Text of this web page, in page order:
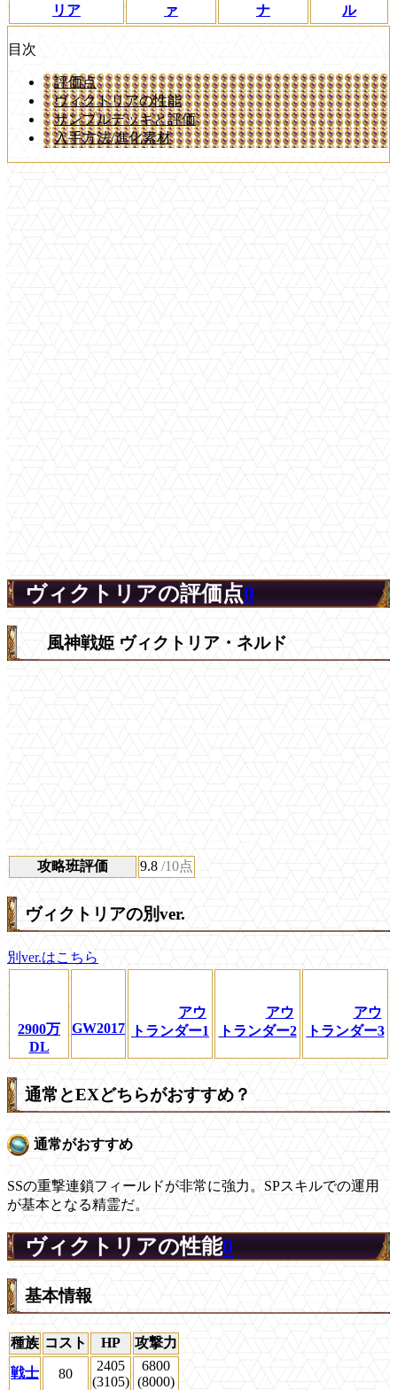
リア
ァ
ナ
ル
目次
評価点
ヴィクトリアの性能
サンプルデッキと評価
入手方法/進化素材
ヴィクトリアの評価点0
風神戦姫 ヴィクトリア・ネルド
攻略班評価 9.8 /10点
ヴィクトリアの別ver.
別ver.はこちら
2900万
DL
GW2017
アウ
トランダー1
アウ
トランダー2
アウ
トランダー3
通常とEXどちらがおすすめ？
通常がおすすめ
SSの重撃連鎖フィールドが非常に強力。SPスキルでの運用
が基本となる精霊だ。
ヴィクトリアの性能0
基本情報
種族 コスト HP
攻撃力
戦士
80
2405
(3105)
6800
(8000)